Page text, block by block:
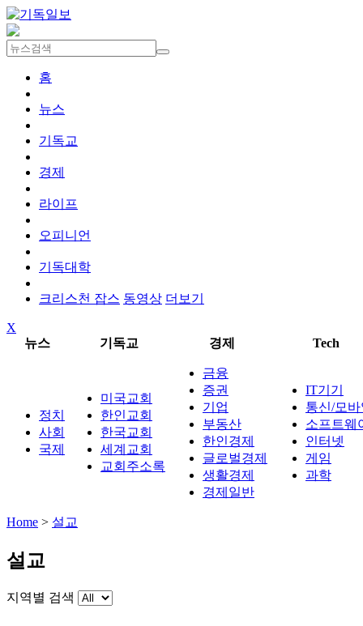
홈
뉴스
기독교
경제
라이프
오피니언
기독대학
크리스천 잡스 동영상 더보기
X
뉴스
기독교 경제 Tech
정치
사회
국제
미국교회
한인교회
한국교회
세계교회
교회주소록
금융
증권
기업
부동산
한인경제
글로벌경제
생활경제
경제일반
IT기기
통신/모
소프트웨
인터넷
게임
과학
Home > 설교
설교
지역별 검색